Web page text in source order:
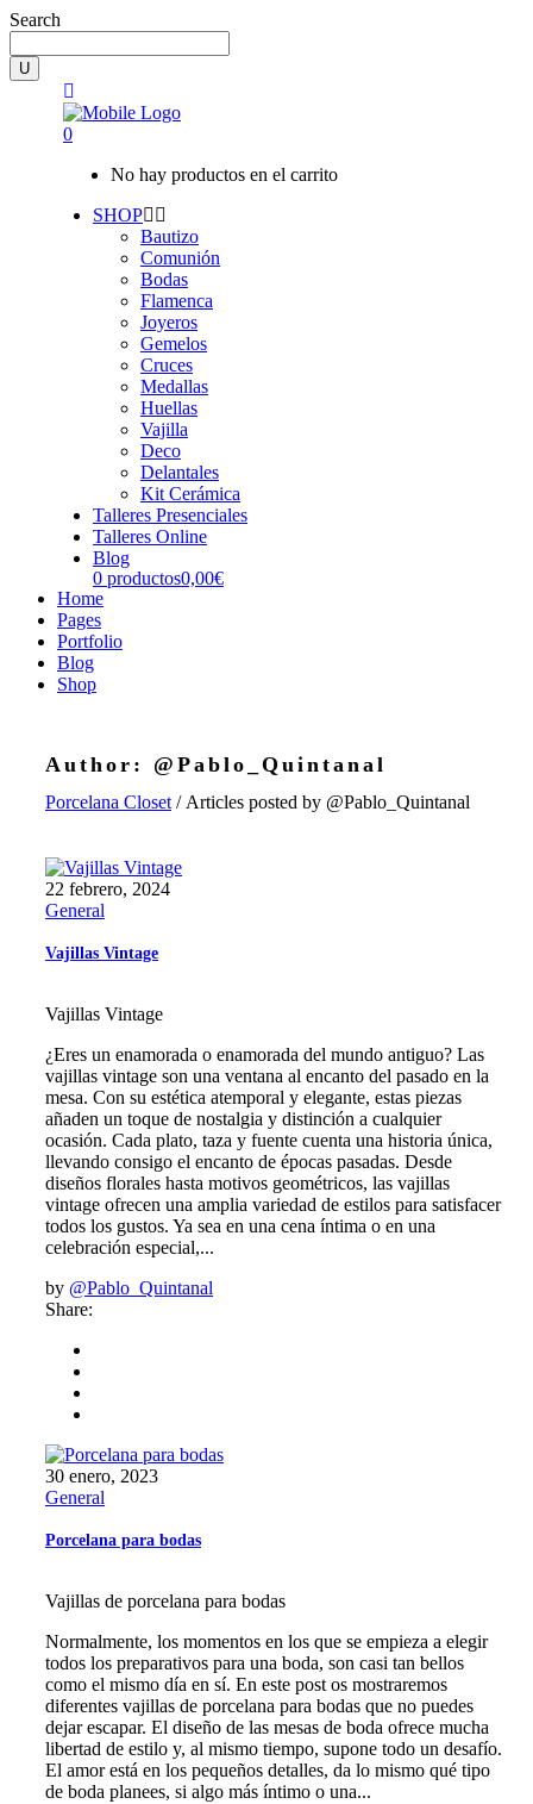
Search
0
No hay productos en el carrito
SHOP
Bautizo
Comunión
Bodas
Flamenca
Joyeros
Gemelos
Cruces
Medallas
Huellas
Vajilla
Deco
Delantales
Kit Cerámica
Talleres Presenciales
Talleres Online
Blog
0 productos0,00€
Home
Pages
Portfolio
Blog
Shop
Author: @Pablo_Quintanal
Porcelana Closet / Articles posted by @Pablo_Quintanal
22 febrero, 2024
General
Vajillas Vintage
Vajillas Vintage
¿Eres un enamorada o enamorada del mundo antiguo? Las
vajillas vintage son una ventana al encanto del pasado en la
mesa. Con su estética atemporal y elegante, estas piezas
añaden un toque de nostalgia y distinción a cualquier
ocasión. Cada plato, taza y fuente cuenta una historia única,
llevando consigo el encanto de épocas pasadas. Desde
diseños florales hasta motivos geométricos, las vajillas
vintage ofrecen una amplia variedad de estilos para satisfacer
todos los gustos. Ya sea en una cena íntima o en una
celebración especial,...
by @Pablo_Quintanal
Share:
30 enero, 2023
General
Porcelana para bodas
Vajillas de porcelana para bodas
Normalmente, los momentos en los que se empieza a elegir
todos los preparativos para una boda, son casi tan bellos
como el mismo día en sí. En este post os mostraremos
diferentes vajillas de porcelana para bodas que no puedes
dejar escapar. El diseño de las mesas de boda ofrece mucha
libertad de estilo y, al mismo tiempo, supone todo un desafío.
El amor está en los pequeños detalles, da lo mismo qué tipo
de boda planees, si algo más íntimo o una...